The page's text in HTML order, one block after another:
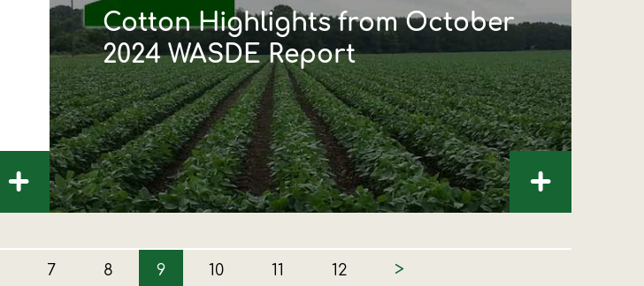
+
Cotton Highlights from October
2024 WASDE Report
+
7 8 9 10 11 12 >